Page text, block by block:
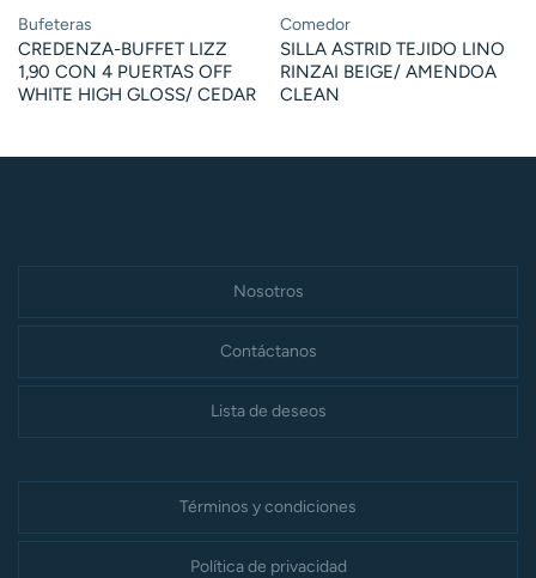
Bufeteras
CREDENZA-BUFFET LIZZ
1,90 CON 4 PUERTAS OFF
WHITE HIGH GLOSS/ CEDAR
Comedor
SILLA ASTRID TEJIDO LINO
RINZAI BEIGE/ AMENDOA
CLEAN
Nosotros
Contáctanos
Lista de deseos
Términos y condiciones
Política de privacidad